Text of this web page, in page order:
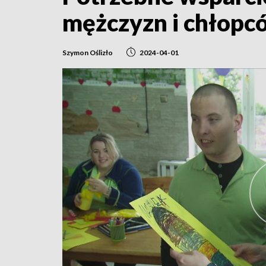
mężczyzn i
Szymon Oślizło 2024-04-01